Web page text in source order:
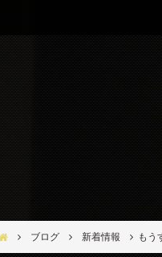
Ber Shop REGALO【バーバーシ
ブログ 新着情報 もう